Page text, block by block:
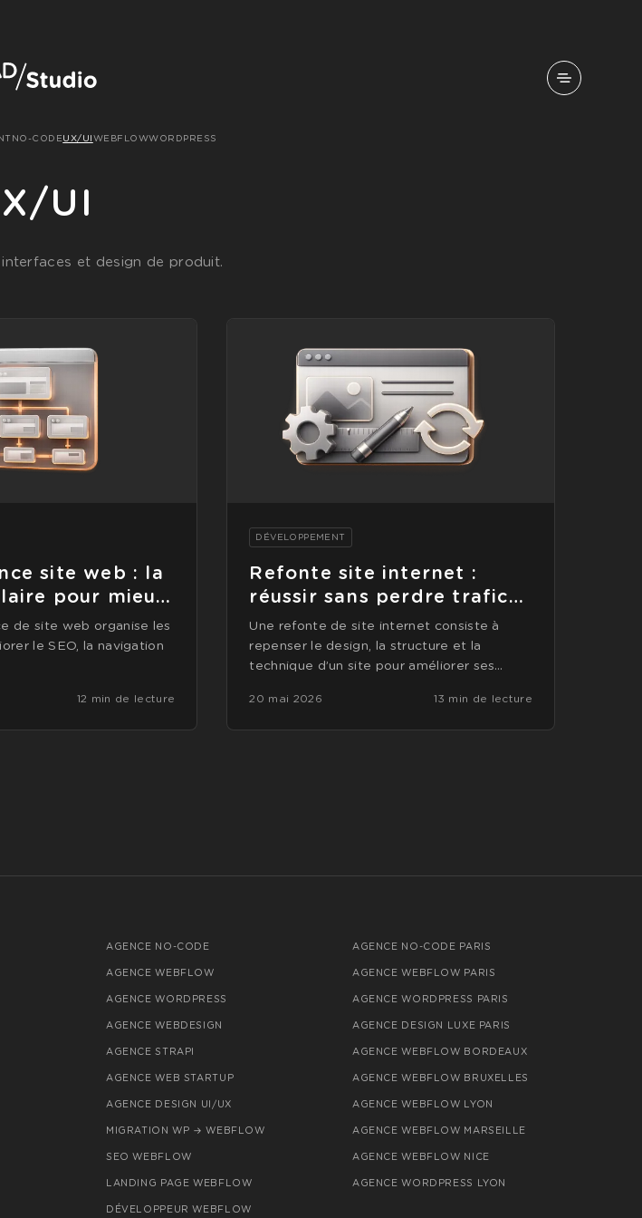
NO-CODE UX/UI WEBFLOWWORDPRESS
UI
interfaces et design de produit.
site web : la
pour mieux
de site web organise les
le SEO, la navigation
12 min de lecture
DÉVELOPPEMENT
Refonte site internet :
réussir sans perdre trafic
ni leads
Une refonte de site internet consiste à
repenser le design, la structure et la
technique d’un site pour améliorer ses
20 mai 2026 13 min de lecture
AGENCE NO-CODE
AGENCE WEBFLOW
AGENCE WORDPRESS
AGENCE WEBDESIGN
AGENCE STRAPI
AGENCE WEB STARTUP
AGENCE DESIGN UI/UX
MIGRATION WP → WEBFLOW
SEO WEBFLOW
LANDING PAGE WEBFLOW
DÉVELOPPEUR WEBFLOW
AGENCE NO-CODE PARIS
AGENCE WEBFLOW PARIS
AGENCE WORDPRESS PARIS
AGENCE DESIGN LUXE PARIS
AGENCE WEBFLOW BORDEAUX
AGENCE WEBFLOW BRUXELLES
AGENCE WEBFLOW LYON
AGENCE WEBFLOW MARSEILLE
AGENCE WEBFLOW NICE
AGENCE WORDPRESS LYON